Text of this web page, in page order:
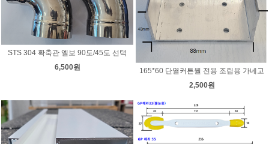
STS 304 확축관 엘보 90도/45도 선택
6,500원
165*60 단열커튼월 전용 조립용 가네고
2,500원